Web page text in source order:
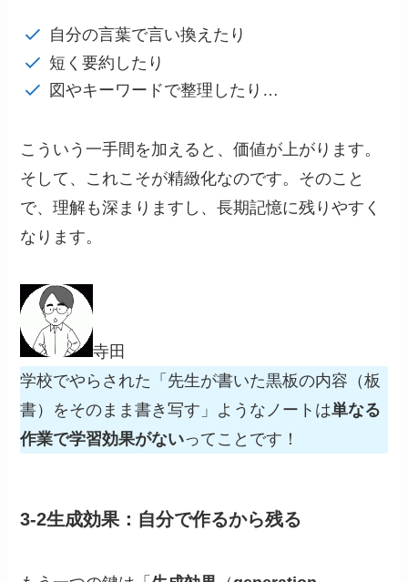
自分の言葉で言い換えたり
短く要約したり
図やキーワードで整理したり…
こういう一手間を加えると、価値が上がります。
そして、これこそが精緻化なのです。そのこと
で、理解も深まりますし、長期記憶に残りやすく
なります。
寺田
学校でやらされた「先生が書いた黒板の内容（板
書）をそのまま書き写す」ようなノートは単なる
作業で学習効果がないってことです！
3-2生成効果：自分で作るから残る